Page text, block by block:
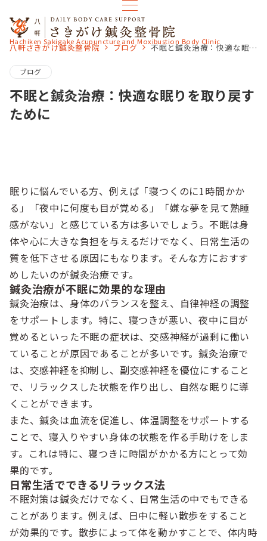
Hachiken Sakigake Acupuncture and Moxibustion Body Clinic
八軒さきがけ鍼灸整骨院 ブログ 不眠と鍼灸治療：快適な眠りを取り戻すために
ブログ
不眠と鍼灸治療：快適な眠りを取り戻す
ために
眠りに悩んでいる方、例えば「寝つくのに1時間かか
る」「夜中に何度も目が覚める」「嫌な夢を見て熟睡
感がない」と感じている方は多いでしょう。不眠は身
体や心に大きな負担を与えるだけでなく、日常生活の
質を低下させる原因にもなります。そんな方におすす
めしたいのが鍼灸治療です。
鍼灸治療が不眠に効果的な理由
鍼灸治療は、身体のバランスを整え、自律神経の調整
をサポートします。特に、寝つきが悪い、夜中に目が
覚めるといった不眠の症状は、交感神経が過剰に働い
ていることが原因であることが多いです。鍼灸治療で
は、交感神経を抑制し、副交感神経を優位にすること
で、リラックスした状態を作り出し、自然な眠りに導
くことができます。
また、鍼灸は血流を促進し、体温調整をサポートする
ことで、寝入りやすい身体の状態を作る手助けをしま
す。これは特に、寝つきに時間がかかる方にとって効
果的です。
日常生活でできるリラックス法
不眠対策は鍼灸だけでなく、日常生活の中でもできる
ことがあります。例えば、日中に軽い散歩をすること
が効果的です。散歩によって体を動かすことで、体内時